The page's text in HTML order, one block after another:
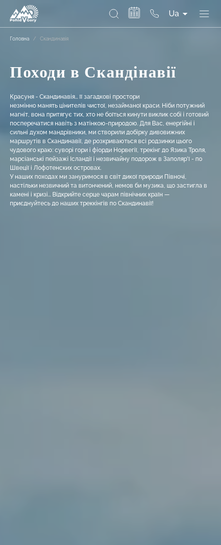
Ua
Головна / Скандинавія
Походи в Скандінавії
Красуня - Скандинавія... її загадкові простори
незмінно манять цінителів чистої, незайманої краси. Ніби потужний
магніт, вона притягує тих, хто не боїться кинути виклик собі і готовий
посперечатися навіть з матінкою-природою. Для Вас, енергійні і
сильні духом мандрівники, ми створили добірку дивовижних
маршрутів в Скандинавії, де розкриваються всі родзинки цього
чудового краю: суворі гори і фіорди Норвегії, трекінг до Язика Троля,
марсіанські пейзажі Ісландії і незвичайну подорож в Заполяр'ї - по
Швеції і Лофотенских островах.
У наших походах ми зануримося в світ дикої природи Півночі,
настільки незвичний та витончений, немов би музика, що застигла в
камені і кризі... Відкрийте серце чарам північних країн —
приєднуйтесь до наших треккінгів по Скандинавії!